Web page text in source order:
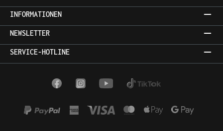
INFORMATIONEN
NEWSLETTER
SERVICE-HOTLINE